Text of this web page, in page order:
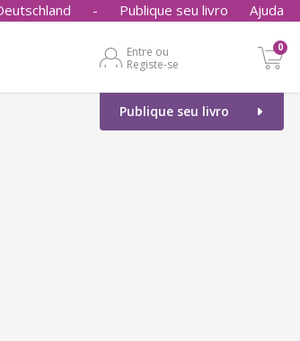
- Publique seu livro Ajuda
Entre ou
Registe-se
0
Publique seu livro